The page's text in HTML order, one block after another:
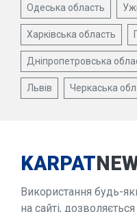
Одеська область
Харківська область
Дніпропетровська
Львів Черкаська
KARPAT
Використання будь-
на сайті,